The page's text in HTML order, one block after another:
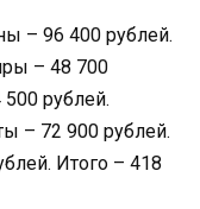
– 96 400 рублей.
– 48 700
рублей.
– 72 900 рублей.
Итого – 418